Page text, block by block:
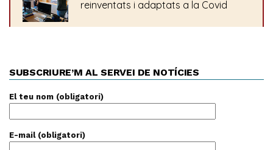
SUBSCRIURE’M AL SERVEI DE NOTÍCIES
El teu nom (obligatori)
E-mail (obligatori)